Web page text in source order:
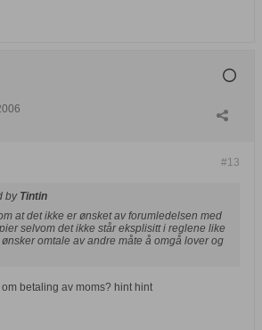
#13
by Tintin
at det ikke er ønsket av forumledelsen med
selvom det ikke står eksplisitt i reglene like
omtale av andre måte å omgå lover og
betaling av moms? hint hint